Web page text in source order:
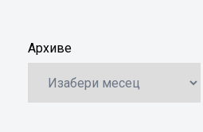
Архиве